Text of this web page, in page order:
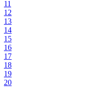
11
12
13
14
15
16
17
18
19
20